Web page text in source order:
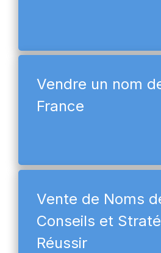
Vendre un nom
France
Vente de Noms
Conseils et
Réussir